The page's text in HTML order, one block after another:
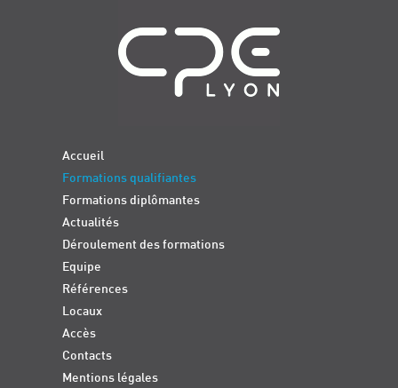
Accueil
Formations qualifiantes
Formations diplômantes
Actualités
Déroulement des formations
Equipe
Références
Locaux
Accès
Contacts
Mentions légales